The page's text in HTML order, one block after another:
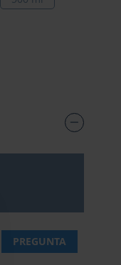
PREGUNTA